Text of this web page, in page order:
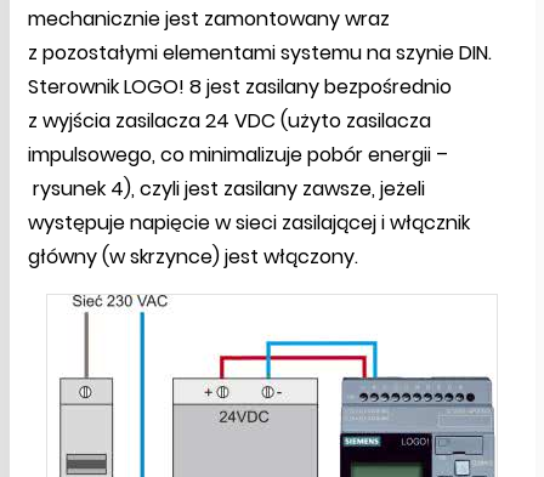
mechanicznie jest zamontowany wraz
z pozostałymi elementami systemu na szynie DIN.
Sterownik LOGO! 8 jest zasilany bezpośrednio
z wyjścia zasilacza 24 VDC (użyto zasilacza
impulsowego, co minimalizuje pobór energii –
rysunek 4), czyli jest zasilany zawsze, jeżeli
występuje napięcie w sieci zasilającej i włącznik
główny (w skrzynce) jest włączony.